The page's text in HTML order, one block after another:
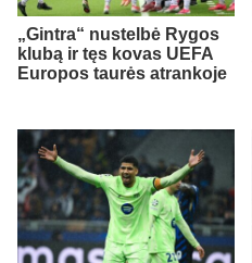
„Gintra“ nustelbė Rygos
klubą ir tęs kovas UEFA
Europos taurės atrankoje